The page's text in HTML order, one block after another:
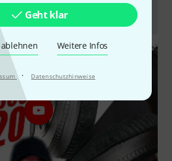
Geht klar
ablehnen Weitere Infos
· Datenschutzhinweise
Under $50: Superlux 681 &